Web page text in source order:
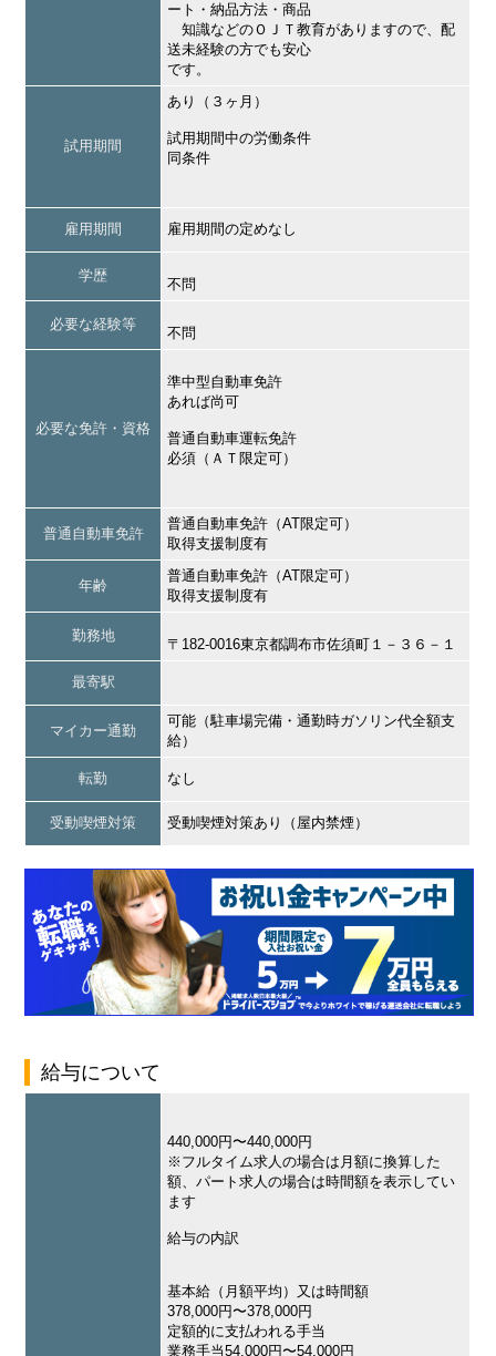
ート・納品方法・商品
知識などのＯＪＴ教育がありますので、配
送未経験の方でも安心
です。
試用期間
あり（３ヶ月）
試用期間中の労働条件
同条件
雇用期間 雇用期間の定めなし
学歴
不問
必要な経験等
不問
必要な免許・資格
準中型自動車免許
あれば尚可
普通自動車運転免許
必須（ＡＴ限定可）
普通自動車免許
普通自動車免許（AT限定可）
取得支援制度有
年齢
普通自動車免許（AT限定可）
取得支援制度有
勤務地
〒182-0016東京都調布市佐須町１－３６－１
最寄駅
マイカー通勤
可能（駐車場完備・通勤時ガソリン代全額支
給）
転勤 なし
受動喫煙対策 受動喫煙対策あり（屋内禁煙）
給与について
440,000円〜440,000円
※フルタイム求人の場合は月額に換算した
額、パート求人の場合は時間額を表示してい
ます
給与の内訳
基本給（月額平均）又は時間額
378,000円〜378,000円
定額的に支払われる手当
業務手当54,000円〜54,000円